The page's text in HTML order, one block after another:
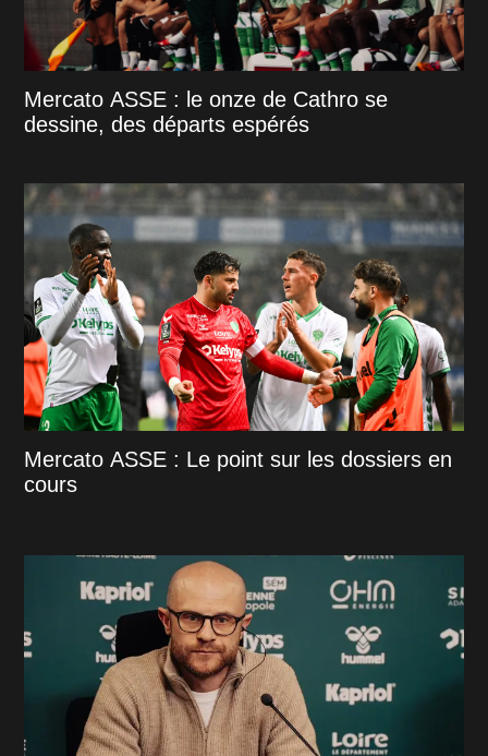
Mercato ASSE : le onze de Cathro se
dessine, des départs espérés
Mercato ASSE : Le point sur les dossiers en
cours